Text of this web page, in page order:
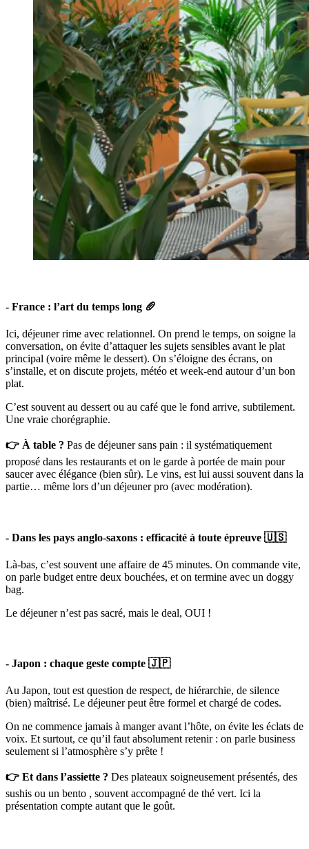
- France : l’art du temps long 🥖
Ici, déjeuner rime avec relationnel. On prend le temps, on soigne la
conversation, on évite d’attaquer les sujets sensibles avant le plat
principal (voire même le dessert). On s’éloigne des écrans, on
s’installe, et on discute projets, météo et week-end autour d’un bon
plat.
C’est souvent au dessert ou au café que le fond arrive, subtilement.
Une vraie chorégraphie.
👉 À table ? Pas de déjeuner sans pain : il systématiquement
proposé dans les restaurants et on le garde à portée de main pour
saucer avec élégance (bien sûr). Le vins, est lui aussi souvent dans la
partie… même lors d’un déjeuner pro (avec modération).
- Dans les pays anglo-saxons : efficacité à toute épreuve 🇺🇸
Là-bas, c’est souvent une affaire de 45 minutes. On commande vite,
on parle budget entre deux bouchées, et on termine avec un doggy
bag.
Le déjeuner n’est pas sacré, mais le deal, OUI !
- Japon : chaque geste compte 🇯🇵
Au Japon, tout est question de respect, de hiérarchie, de silence
(bien) maîtrisé. Le déjeuner peut être formel et chargé de codes.
On ne commence jamais à manger avant l’hôte, on évite les éclats de
voix. Et surtout, ce qu’il faut absolument retenir : on parle business
seulement si l’atmosphère s’y prête !
👉 Et dans l’assiette ? Des plateaux soigneusement présentés, des
sushis ou un bento , souvent accompagné de thé vert. Ici la
présentation compte autant que le goût.